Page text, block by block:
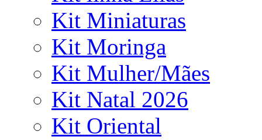
Kit Miniaturas
Kit Moringa
Kit Mulher/Mães
Kit Natal 2026
Kit Oriental